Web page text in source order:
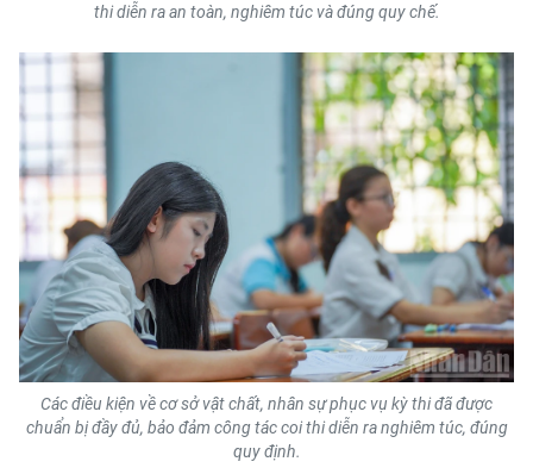
thi diễn ra an toàn, nghiêm túc và đúng quy chế.
Các điều kiện về cơ sở vật chất, nhân sự phục vụ kỳ thi đã được
chuẩn bị đầy đủ, bảo đảm công tác coi thi diễn ra nghiêm túc, đúng
quy định.